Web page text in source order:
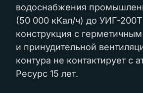
водоснабжения
(50 000 кКал/ч) до УИГ-
конструкция с
и принудительной
контура не контактирует с
Ресурс 15 лет.